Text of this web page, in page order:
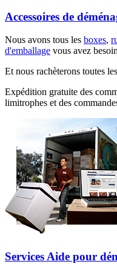
Accessoires de
Nous avons tous les boxes,
d'emballage vous avez
Et nous rachèterons toutes
Expédition gratuite des
limitrophes et des
Services Aide pour